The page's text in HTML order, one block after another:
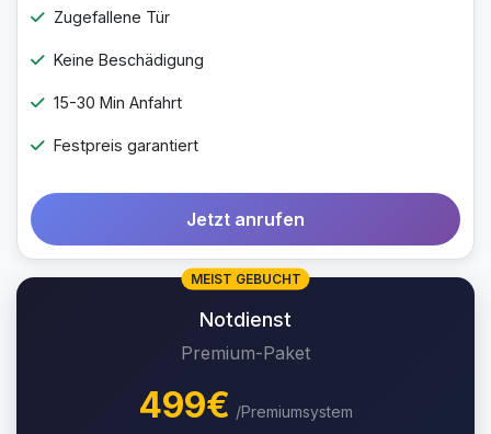
Zugefallene Tür
Keine Beschädigung
15-30 Min Anfahrt
Festpreis garantiert
Jetzt anrufen
MEIST GEBUCHT
Notdienst
Premium-Paket
499€ /Premiumsystem